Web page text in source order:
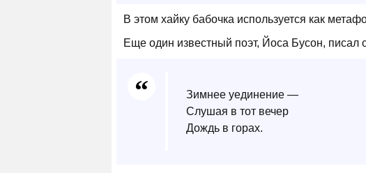
В этом хайку бабочка используется как
Еще один известный поэт, Йоса Бусон, писал
Зимнее уединение —
Слушая в тот вечер
Дождь в горах.